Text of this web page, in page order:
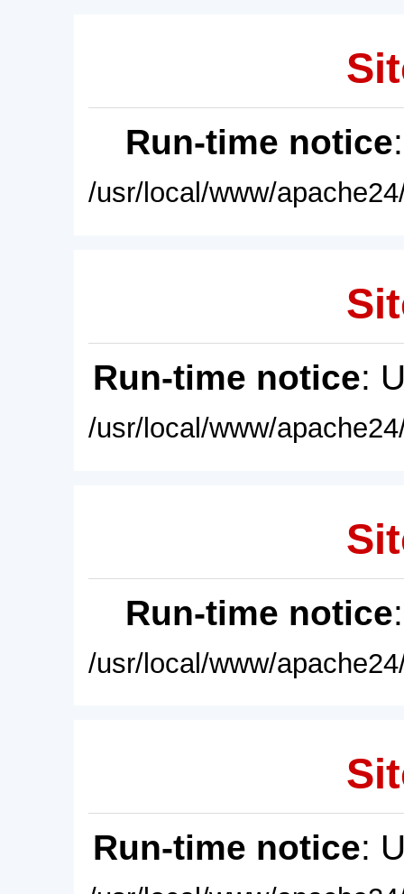
Run-time notice
/usr/local/www/
Run-time notice:
/usr/local/www/
Run-time notice
/usr/local/www/
Run-time notice: